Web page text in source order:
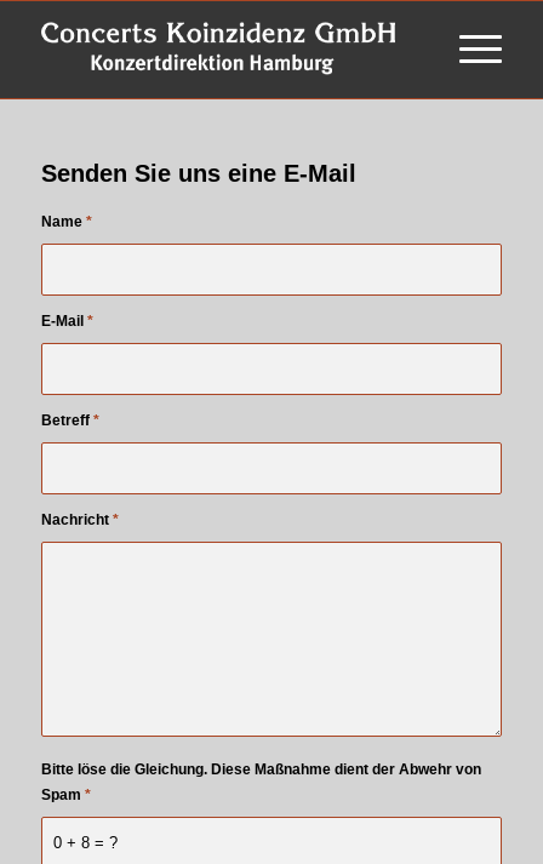
Senden Sie uns eine E-Mail
Name *
E-Mail *
Betreff *
Nachricht *
0 + 8 = ?
Bitte löse die Gleichung. Diese Maßnahme dient der Abwehr von
Spam *